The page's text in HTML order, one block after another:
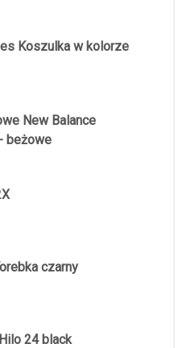
Koszulka w kolorze
New Balance
beżowe
czarny
24 black